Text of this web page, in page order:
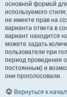
основной формой
используемого
не имеете прав на
варианта ответа в
вариант находится
можете задать
пользователи при
период проведения
постоянным) и
они проголосовали.
Вернуться к